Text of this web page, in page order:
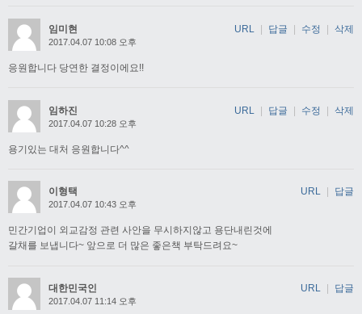
임미현
2017.04.07 10:08 오후
응원합니다 당연한 결정이에요!!
URL | 답글 | 수정 | 삭제
임하진
2017.04.07 10:28 오후
용기있는 대처 응원합니다^^
URL | 답글 | 수정 | 삭제
이형택
2017.04.07 10:43 오후
민간기업이 외교감정 관련 사안을 무시하지않고 용단내린것에
갈채를 보냅니다~ 앞으로 더 많은 좋은책 부탁드려요~
URL 답글
대한민국인
2017.04.07 11:14 오후
URL 답글